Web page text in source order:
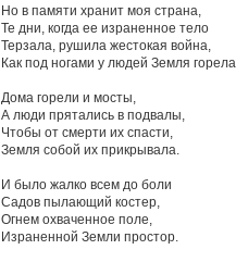
Но в памяти хранит моя страна,
Те дни, когда ее израненное тело
Терзала, рушила жестокая война,
Как под ногами у людей Земля горела.
Дома горели и мосты,
А люди прятались в подвалы,
Чтобы от смерти их спасти,
Земля собой их прикрывала.
И было жалко всем до боли
Садов пылающий костер,
Огнем охваченное поле,
Израненной Земли простор.